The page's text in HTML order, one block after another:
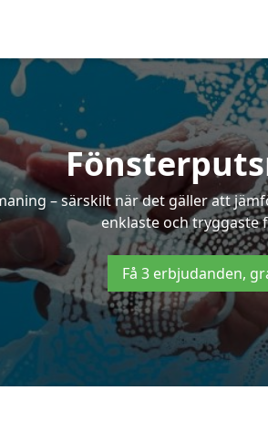
– särskilt när det gäller att
enklaste och tryggaste
Få 3 erbjudanden,